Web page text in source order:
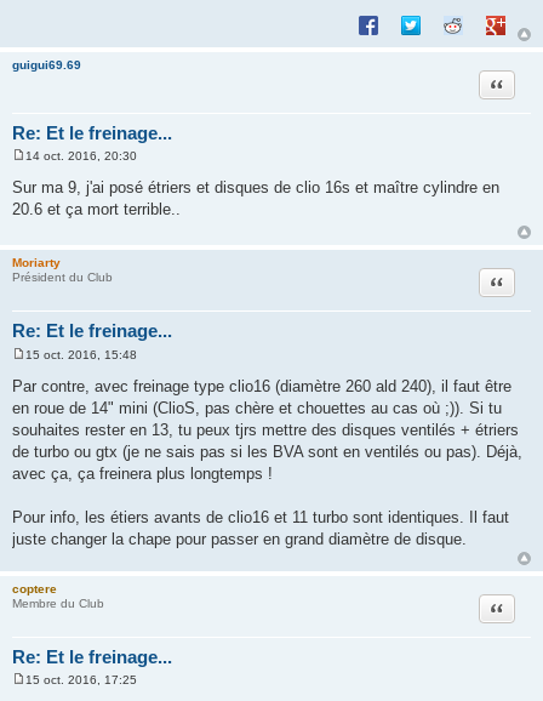
Partager sur Facebook
Partager sur Twitter
Partager sur
guigui69.69
Re: Et le freinage...
Citation
s
s
e
14 oct. 2016, 20:30
Sur ma 9, j'ai posé étriers et disques de clio 16s et maître cylindre en
20.6 et ça mort terrible..
Moriarty
Président du Club
Re: Et le freinage...
Citation
s
s
g
e
15 oct. 2016, 15:48
Par contre, avec freinage type clio16 (diamètre 260 ald 240), il faut être
en roue de 14" mini (ClioS, pas chère et chouettes au cas où ;)). Si tu
souhaites rester en 13, tu peux tjrs mettre des disques ventilés + étriers
de turbo ou gtx (je ne sais pas si les BVA sont en ventilés ou pas). Déjà,
avec ça, ça freinera plus longtemps !
Pour info, les étiers avants de clio16 et 11 turbo sont identiques. Il faut
juste changer la chape pour passer en grand diamètre de disque.
coptere
Membre du Club
Re: Et le freinage...
Citation
15 oct. 2016, 17:25